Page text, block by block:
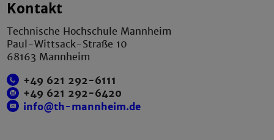
Kontakt
Technische Hochschule Mannheim
Paul-Wittsack-Straße 10
68163 Mannheim
+49 621 292-6111
+49 621 292-6420
info@th-mannheim.de